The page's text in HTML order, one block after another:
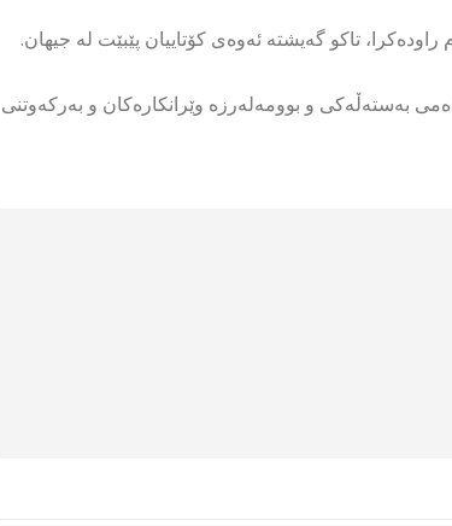
تاكو گەیشتە ئەوەی كۆتاییان پێبێت لە جیهان.
بۆ ماوەی (55) ملیۆن ساڵ، لە سەردەمی بەستەڵەكی و بوومەلەرزە وێرانكارەكان و بەركەوتنی